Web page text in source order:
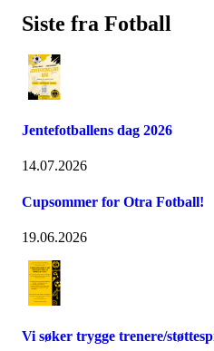
Siste fra Fotball
Jentefotballens dag 2026
14.07.2026
Cupsommer for Otra Fotball!
19.06.2026
Vi søker trygge trenere/